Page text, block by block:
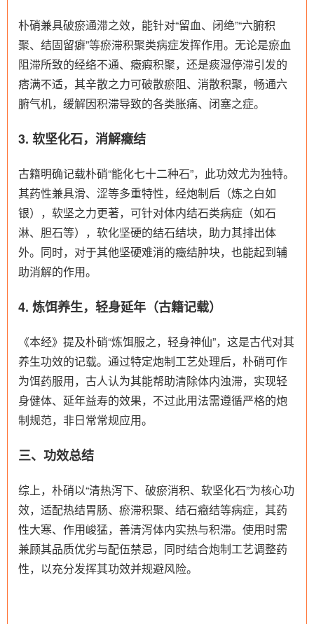
朴硝兼具破瘀通滞之效，能针对“留血、闭绝”“六腑积
聚、结固留癖”等瘀滞积聚类病症发挥作用。无论是瘀血
阻滞所致的经络不通、癥瘕积聚，还是痰湿停滞引发的
痞满不适，其辛散之力可破散瘀阻、消散积聚，畅通六
腑气机，缓解因积滞导致的各类胀痛、闭塞之症。
3. 软坚化石，消解癥结
古籍明确记载朴硝“能化七十二种石”，此功效尤为独特。
其药性兼具滑、涩等多重特性，经炮制后（炼之白如
银），软坚之力更著，可针对体内结石类病症（如石
淋、胆石等），软化坚硬的结石结块，助力其排出体
外。同时，对于其他坚硬难消的癥结肿块，也能起到辅
助消解的作用。
4. 炼饵养生，轻身延年（古籍记载）
《本经》提及朴硝“炼饵服之，轻身神仙”，这是古代对其
养生功效的记载。通过特定炮制工艺处理后，朴硝可作
为饵药服用，古人认为其能帮助清除体内浊滞，实现轻
身健体、延年益寿的效果，不过此用法需遵循严格的炮
制规范，非日常常规应用。
三、功效总结
综上，朴硝以“清热泻下、破瘀消积、软坚化石”为核心功
效，适配热结胃肠、瘀滞积聚、结石癥结等病症，其药
性大寒、作用峻猛，善清泻体内实热与积滞。使用时需
兼顾其品质优劣与配伍禁忌，同时结合炮制工艺调整药
性，以充分发挥其功效并规避风险。